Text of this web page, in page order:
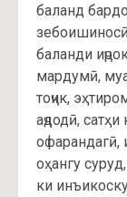
баланд
баланди
мардумӣ,
тоҷик,
аҷдодӣ,
офарандагӣ,
оҳангу
ки